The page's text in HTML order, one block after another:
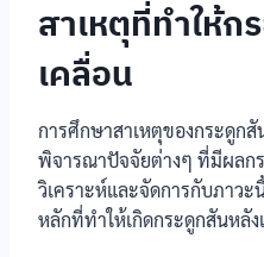
สาเหตุที่ทำให้ก
เคลื่อน
การศึกษาสาเหตุของกระดูกสั
พิจารณาปัจจัยต่างๆ ที่มีผลก
วิเคราะห์และจัดการกับภาว
หลักที่ทำให้เกิดกระดูกสันหลั